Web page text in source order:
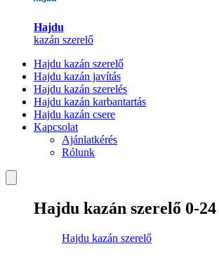
Hajdu
kazán szerelő
Hajdu kazán szerelő
Hajdu kazán javítás
Hajdu kazán szerelés
Hajdu kazán karbantartás
Hajdu kazán csere
Kapcsolat
Ajánlatkérés
Rólunk
Hajdu kazán szerelő 0-24
Hajdu kazán szerelő